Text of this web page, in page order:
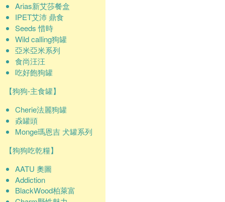
Arias新艾莎餐盒
IPET艾沛 鼎食
Seeds 惜時
Wild calling狗罐
亞米亞米系列
食尚汪汪
吃好飽狗罐
【狗狗-主食罐】
Cherie法麗狗罐
猋罐頭
Monge瑪恩吉 犬罐系列
【狗狗吃乾糧】
AATU 奧圖
Addiction
BlackWood柏萊富